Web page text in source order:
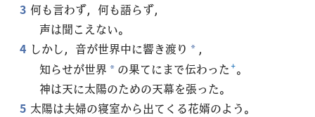
3 何も言わず，何も語らず，
声は聞こえない。
4 しかし，音が世界中に響き渡り * ，
知らせが世界 * の果てにまで伝わった+。
神は天に太陽のための天幕を張った。
5 太陽は夫婦の寝室から出てくる花婿のよう。